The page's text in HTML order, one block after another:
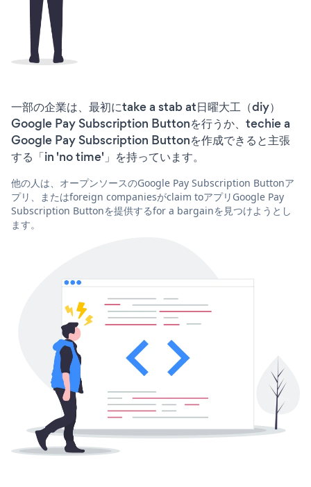
一部の企業は、最初にtake a stab at日曜大工（diy）
Google Pay Subscription Buttonを行うか、techie a
Google Pay Subscription Buttonを作成できると主張
する「in 'no time'」を持っています。
他の人は、オープンソースのGoogle Pay Subscription Buttonア
プリ、またはforeign companiesがclaim toアプリGoogle Pay
Subscription Buttonを提供するfor a bargainを見つけようとし
ます。